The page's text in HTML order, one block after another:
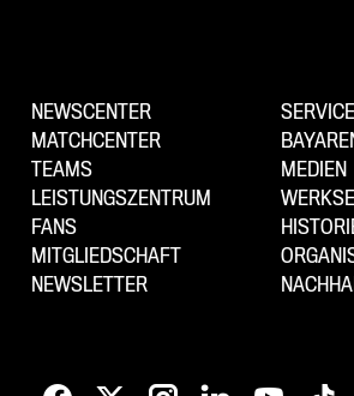
NEWSCENTER
MATCHCENTER
TEAMS
LEISTUNGSZENTRUM
FANS
MITGLIEDSCHAFT
NEWSLETTER
SERVICE
MEDIEN